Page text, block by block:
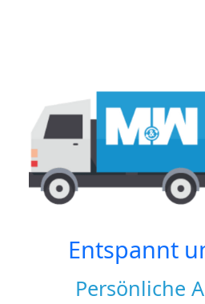
Entspannt
Persönliche